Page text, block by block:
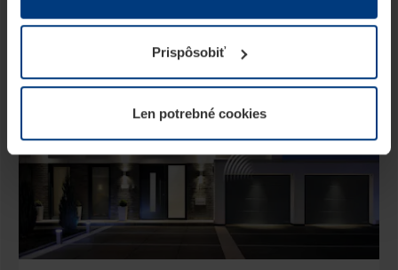
prevádzku tejto stránky. Pre všetky ostatné typy cookie
potrebujeme Vaše povolenie. Vaše povolenie môžete
kedykoľvek zmeniť alebo odvolať vo vysvetlení cookie
našej webovej stránky.
Prispôsobiť
Len potrebné cookies